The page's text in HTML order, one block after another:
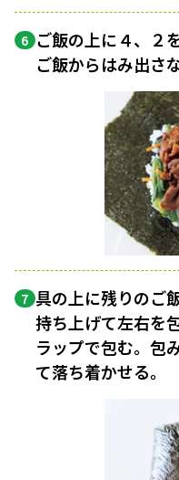
6 ご飯の上に４、２
ご飯からはみ出さ
7 具の上に残りのご
持ち上げて左右を
ラップで包む。包
て落ち着かせる。